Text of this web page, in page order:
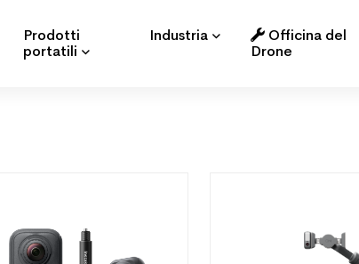
Prodotti
portatili
Industria
Officina del
Drone